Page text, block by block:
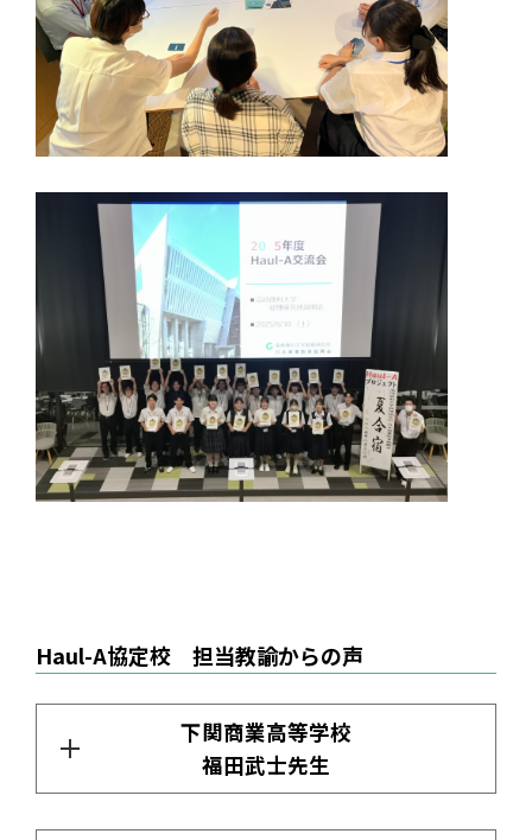
Haul-A協定校 担当教諭からの声
下関商業高等学校
福田武士先生